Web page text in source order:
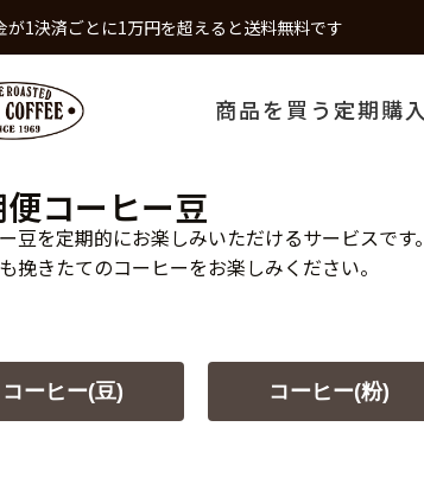
が1決済ごとに1万円を超えると送料無料です
商品を買う 定期購入
コーヒー豆
豆を定期的にお楽しみいただけるサービスです。
挽きたてのコーヒーをお楽しみください。
コーヒー(豆) コーヒー(粉)